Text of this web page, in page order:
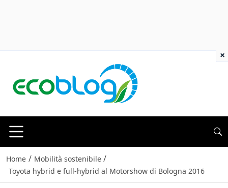
Home / Mobilità sostenibile /
Toyota hybrid e full-hybrid al Motorshow di Bologna 2016
×